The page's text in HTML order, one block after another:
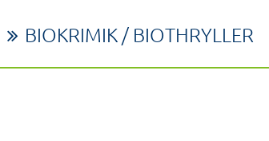
BIOKRIMIK / BIOTHRYLLER